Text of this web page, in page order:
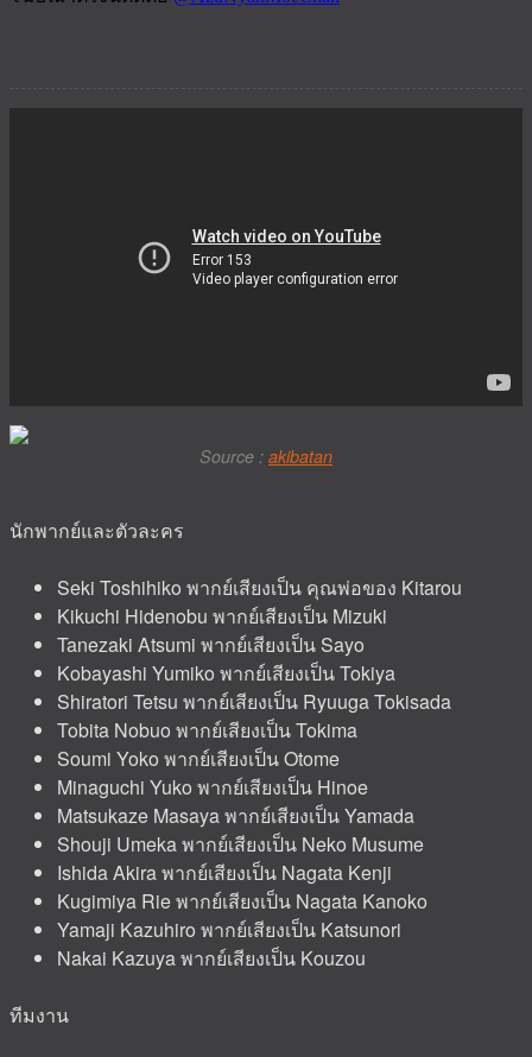
Source : akibatan
นักพากย์และตัวละคร
Seki Toshihiko พากย์เสียงเป็น คุณพ่อของ Kitarou
Kikuchi Hidenobu พากย์เสียงเป็น Mizuki
Tanezaki Atsumi พากย์เสียงเป็น Sayo
Kobayashi Yumiko พากย์เสียงเป็น Tokiya
Shiratori Tetsu พากย์เสียงเป็น Ryuuga Tokisada
Tobita Nobuo พากย์เสียงเป็น Tokima
Soumi Yoko พากย์เสียงเป็น Otome
Minaguchi Yuko พากย์เสียงเป็น Hinoe
Matsukaze Masaya พากย์เสียงเป็น Yamada
Shouji Umeka พากย์เสียงเป็น Neko Musume
Ishida Akira พากย์เสียงเป็น Nagata Kenji
Kugimiya Rie พากย์เสียงเป็น Nagata Kanoko
Yamaji Kazuhiro พากย์เสียงเป็น Katsunori
Nakai Kazuya พากย์เสียงเป็น Kouzou
ทีมงาน